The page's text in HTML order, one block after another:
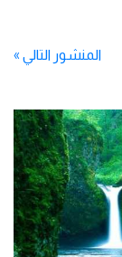
المنشور التالي »